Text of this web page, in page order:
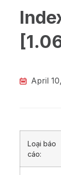
April
Loại báo
cáo: